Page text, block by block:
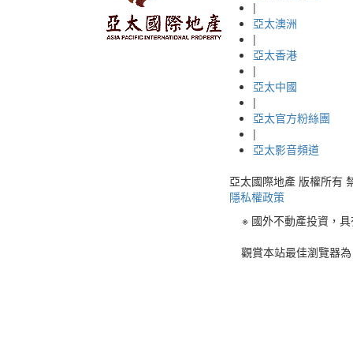
|
亞太澳洲
|
亞太香港
|
亞太中國
|
亞太官方粉絲團
|
亞太影音頻道
亞太國際地產 版權所有
隱私權政策
※ 國外不動產投資，
觀賞本站最佳瀏覽器